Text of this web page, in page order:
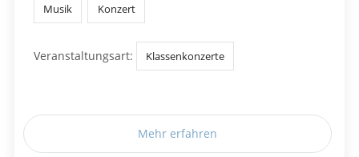
Musik Konzert
Veranstaltungsart: Klassenkonzerte
Mehr erfahren